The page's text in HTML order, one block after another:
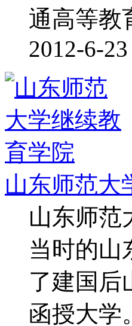
通高等教
2012-6-
山东师范大
山东师范
当时的山
了建国后
函授大学